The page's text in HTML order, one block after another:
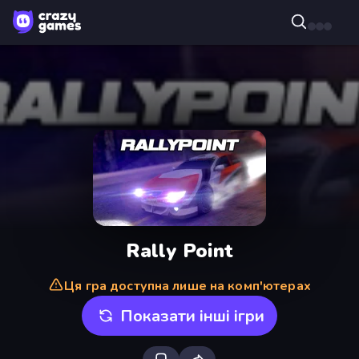
Rally Point
Ця гра доступна лише на комп'ютерах
Показати інші ігри